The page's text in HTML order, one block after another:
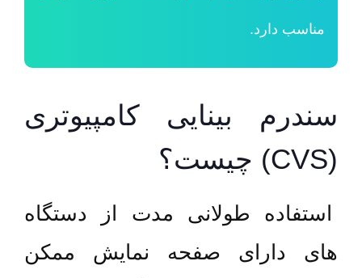
مناسب دارد.
سندرم بینایی کامپیوتری
(CVS) چیست؟
استفاده طولانی مدت از دستگاه
های دارای صفحه نمایش ممکن